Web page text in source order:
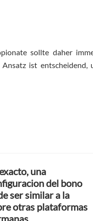
sollte daher
ist
una
del bono
ser similar a la
otras plataformas